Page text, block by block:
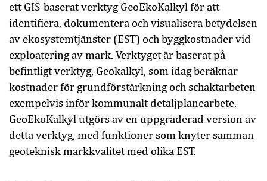
ett GIS-baserat verktyg GeoEkoKalkyl för att
identifiera, dokumentera och visualisera betydelsen
av ekosystemtjänster (EST) och byggkostnader vid
exploatering av mark. Verktyget är baserat på
befintligt verktyg, Geokalkyl, som idag beräknar
kostnader för grundförstärkning och schaktarbeten
exempelvis inför kommunalt detaljplanearbete.
GeoEkoKalkyl utgörs av en uppgraderad version av
detta verktyg, med funktioner som knyter samman
geoteknisk markkvalitet med olika EST.